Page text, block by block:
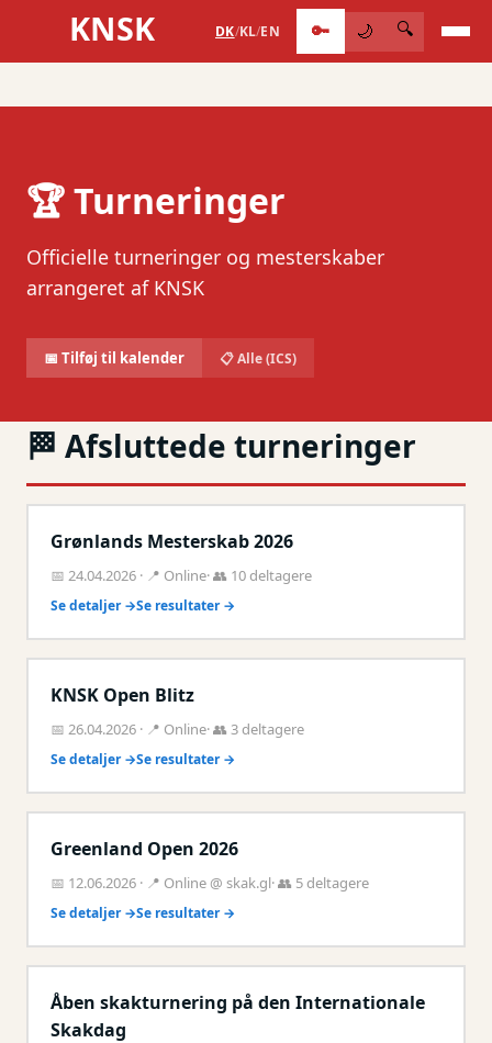
KNSK DK/KL/EN 🔑 🌙 🔍
🏆 Turneringer
Officielle turneringer og mesterskaber
arrangeret af KNSK
📅 Tilføj til kalender 📋 Alle (ICS)
🏁 Afsluttede turneringer
Grønlands Mesterskab 2026
📅 24.04.2026 · 📍 Online· 👥 10 deltagere
Se detaljer →Se resultater →
KNSK Open Blitz
📅 26.04.2026 · 📍 Online· 👥 3 deltagere
Se detaljer →Se resultater →
Greenland Open 2026
📅 12.06.2026 · 📍 Online @ skak.gl· 👥 5 deltagere
Se detaljer →Se resultater →
Åben skakturnering på den Internationale
Skakdag